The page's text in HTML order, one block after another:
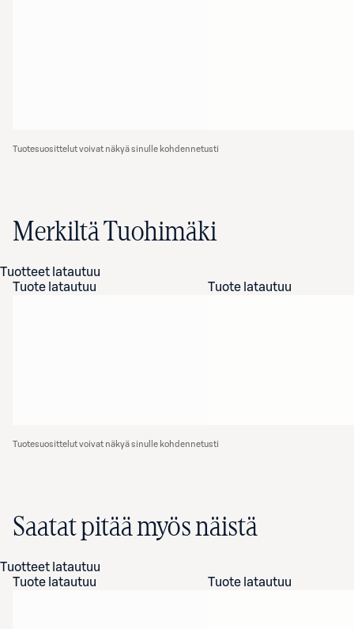
Tuotesuosittelut voivat näkyä sinulle kohdennetusti
Merkiltä Tuohimäki
Tuotteet latautuu
Tuote latautuu
Tuote latautuu
Tuotesuosittelut voivat näkyä sinulle kohdennetusti
Saatat pitää myös näistä
Tuotteet latautuu
Tuote latautuu
Tuote latautuu